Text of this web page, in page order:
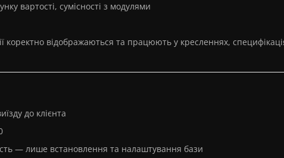
вартості, сумісності з модулями
коректно відображаються та працюють у кресленнях,
до клієнта
— лише встановлення та налаштування бази